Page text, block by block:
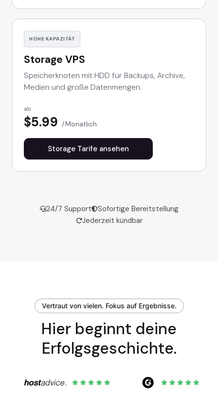
HOHE KAPAZITÄT
Storage VPS
Speicherknoten mit HDD für Backups, Archive,
Medien und große Datenmengen.
ab
$5.99 Monatlich
Storage Tarife ansehen
24/7 Support
Sofortige Bereitstellung
Jederzeit kündbar
Vertraut von vielen. Fokus auf Ergebnisse.
Hier beginnt deine
Erfolgsgeschichte.